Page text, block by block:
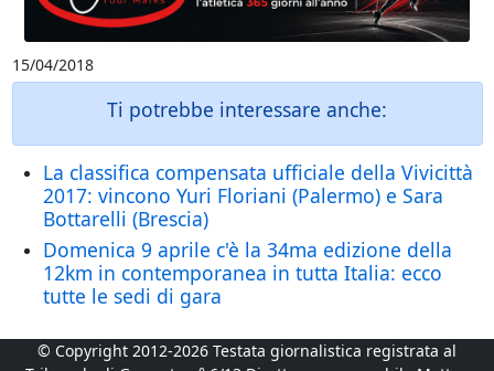
15/04/2018
Ti potrebbe interessare anche:
La classifica compensata ufficiale della Vivicittà
2017: vincono Yuri Floriani (Palermo) e Sara
Bottarelli (Brescia)
Domenica 9 aprile c'è la 34ma edizione della
12km in contemporanea in tutta Italia: ecco
tutte le sedi di gara
© Copyright 2012-2026 Testata giornalistica registrata al